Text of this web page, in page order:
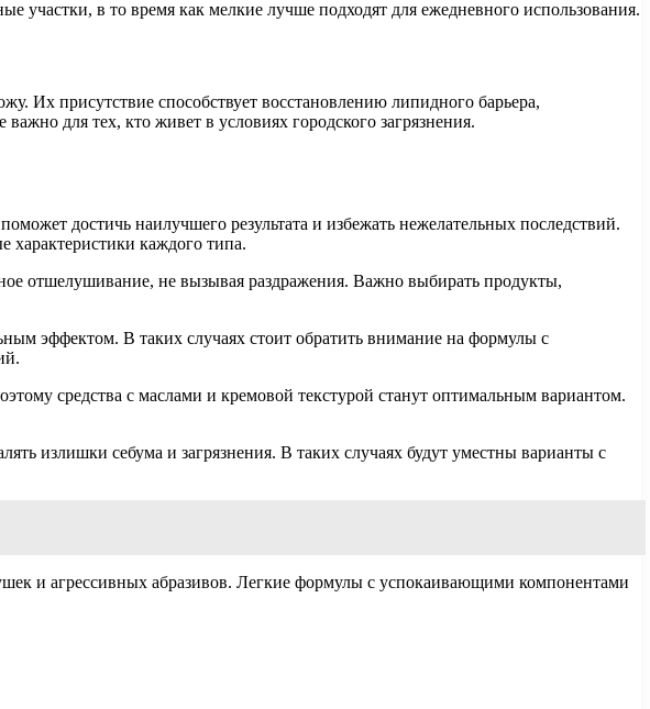
участки, в то время как мелкие лучше подходят для ежедневного использования.
Их присутствие способствует восстановлению липидного барьера,
для тех, кто живет в условиях городского загрязнения.
достичь наилучшего результата и избежать нежелательных последствий.
характеристики каждого типа.
отшелушивание, не вызывая раздражения. Важно выбирать продукты,
эффектом. В таких случаях стоит обратить внимание на формулы с
средства с маслами и кремовой текстурой станут оптимальным вариантом.
излишки себума и загрязнения. В таких случаях будут уместны варианты с
и агрессивных абразивов. Легкие формулы с успокаивающими компонентами